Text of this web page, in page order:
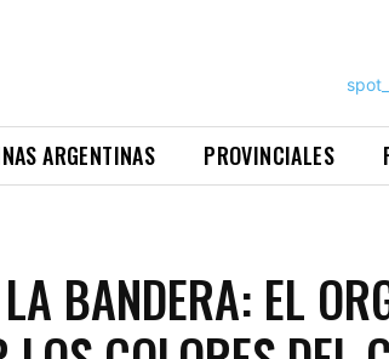
ARGENTINAS PROVINCIALES
BANDERA: EL